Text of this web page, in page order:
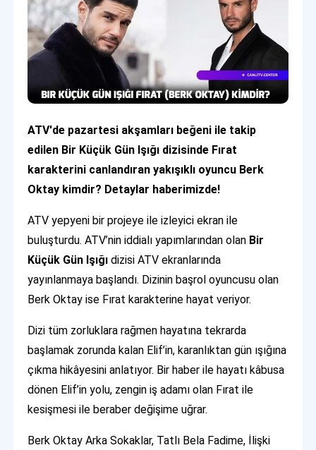
ATV'de pazartesi akşamları beğeni ile takip
edilen Bir Küçük Gün Işığı dizisinde Fırat
karakterini canlandıran yakışıklı oyuncu Berk
Oktay kimdir? Detaylar haberimizde!
ATV yepyeni bir projeye ile izleyici ekran ile
buluşturdu. ATV’nin iddialı yapımlarından olan Bir
Küçük Gün Işığıdizisi ATV ekranlarında
yayınlanmaya başlandı. Dizinin başrol oyuncusu olan
Berk Oktay ise Fırat karakterine hayat veriyor.
Dizi tüm zorluklara rağmen hayatına tekrarda
başlamak zorunda kalan Elif’in, karanlıktan gün ışığına
çıkma hikâyesini anlatıyor. Bir haber ile hayatı kâbusa
dönen Elif’in yolu, zengin iş adamı olan Fırat ile
kesişmesi ile beraber değişime uğrar.
Berk Oktay Arka Sokaklar, Tatlı Bela Fadime, İlişki